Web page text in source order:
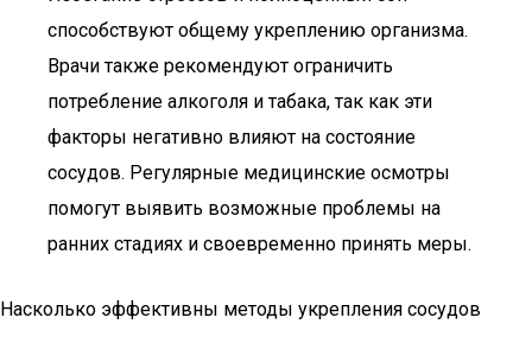
способствуют общему укреплению организма.
Врачи также рекомендуют ограничить
потребление алкоголя и табака, так как эти
факторы негативно влияют на состояние
сосудов. Регулярные медицинские осмотры
помогут выявить возможные проблемы на
ранних стадиях и своевременно принять меры.
Насколько эффективны методы укрепления сосудов